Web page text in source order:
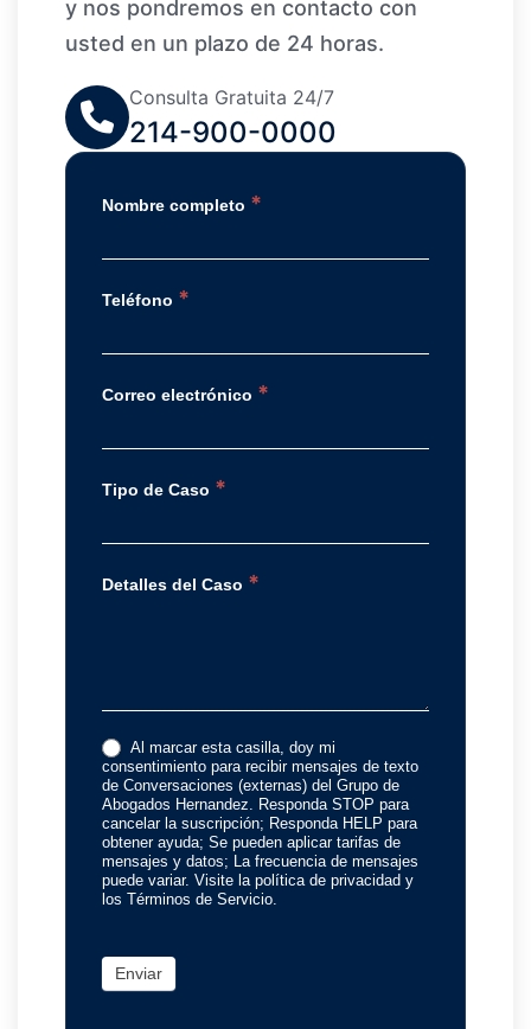
y nos pondremos en contacto con
usted en un plazo de 24 horas.
Consulta Gratuita 24/7
214-900-0000
Nombre completo *
Teléfono *
Correo electrónico *
Tipo de Caso *
Detalles del Caso *
Al marcar esta casilla, doy mi
consentimiento para recibir mensajes de texto
de Conversaciones (externas) del Grupo de
Abogados Hernandez. Responda STOP para
cancelar la suscripción; Responda HELP para
obtener ayuda; Se pueden aplicar tarifas de
mensajes y datos; La frecuencia de mensajes
puede variar. Visite la política de privacidad y
los Términos de Servicio.
Enviar